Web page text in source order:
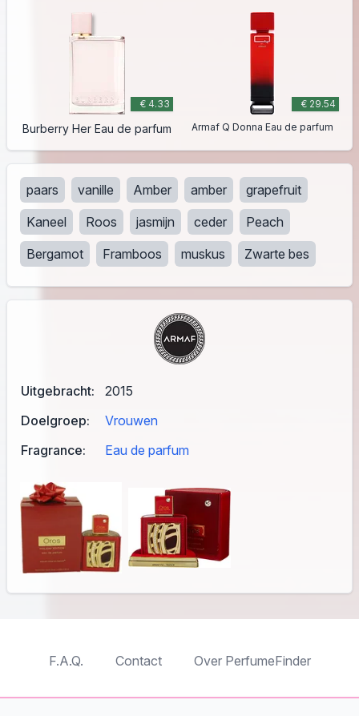
Uitgebracht:
2015
Doelgroep:
Vrouwen
Fragrance:
Eau de parfum
€ 4.33
Burberry Her Eau de parfum
€ 29.54
Armaf Q Donna Eau de parfum
paars vanille Amber amber
grapefruit
Kaneel
Roos jasmijn ceder
Peach
Bergamot
Framboos muskus Zwarte bes
F.A.Q. Contact Over PerfumeFinder